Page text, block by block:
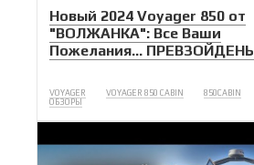
Новый 2024 Voyager 850 от
"ВОЛЖАНКА": Все Ваши
Пожелания...
VOYAGER VOYAGER 850 CABIN
850CABIN
ОБЗОРЫ